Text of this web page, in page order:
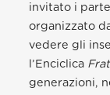
invitato i
organizzato
vedere gli
l’Enciclica
generazioni,